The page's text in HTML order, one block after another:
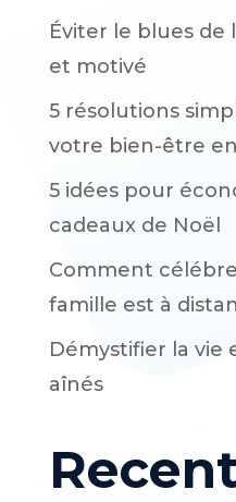
Éviter le blues de
et motivé
5 résolutions
votre bien-être
5 idées pour
cadeaux de Noël
Comment
famille est à
Démystifier la vie
aînés